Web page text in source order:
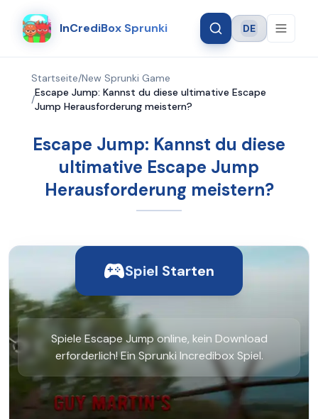
InCrediBox Sprunki Language
DE
Startseite/New Sprunki Game
/
Escape Jump: Kannst du diese ultimative Escape
Jump Herausforderung meistern?
Escape Jump: Kannst du diese
ultimative Escape Jump
Herausforderung meistern?
Spiel Starten
Spiele Escape Jump online, kein Download
erforderlich! Ein Sprunki Incredibox Spiel.